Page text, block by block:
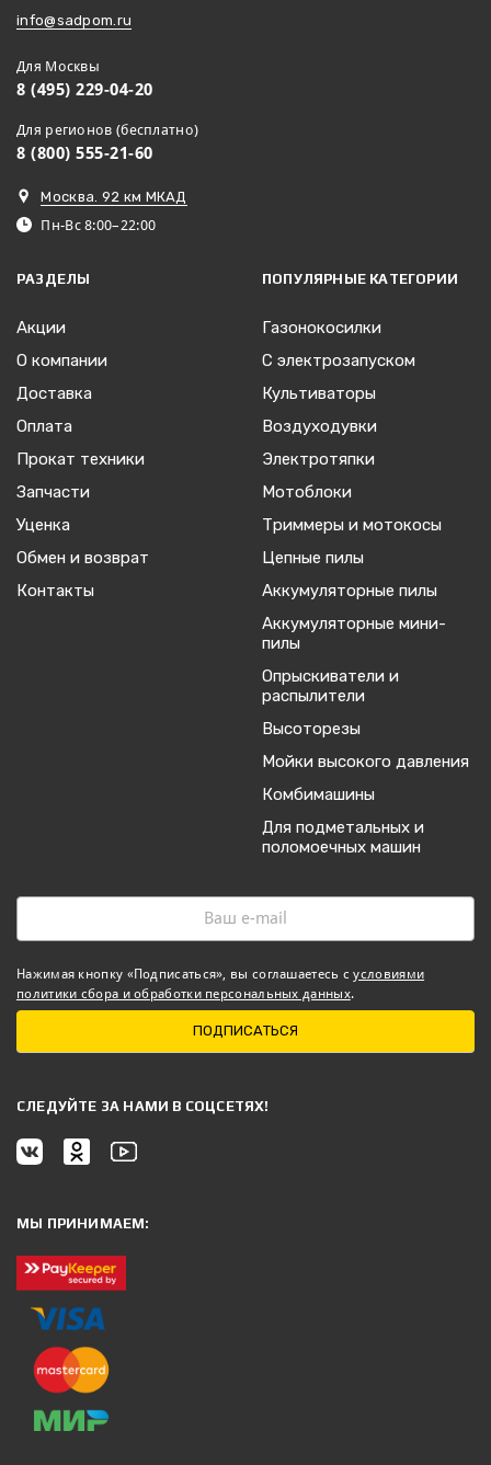
info@sadpom.ru
Для Москвы
8 (495) 229-04-20
Для регионов (бесплатно)
8 (800) 555-21-60
Москва. 92 км МКАД
Пн-Вс 8:00–22:00
РАЗДЕЛЫ
Акции
О компании
Доставка
Оплата
Прокат техники
Запчасти
Уценка
Обмен и возврат
Контакты
ПОПУЛЯРНЫЕ КАТЕГОРИИ
Газонокосилки
С электрозапуском
Культиваторы
Воздуходувки
Электротяпки
Мотоблоки
Триммеры и мотокосы
Цепные пилы
Аккумуляторные пилы
Аккумуляторные мини-
пилы
Опрыскиватели и
распылители
Высоторезы
Мойки высокого давления
Комбимашины
Для подметальных и
поломоечных машин
Нажимая кнопку «Подписаться», вы соглашаетесь сусловиями
политики сбора и обработки персональных данных.
ПОДПИСАТЬСЯ
CЛЕДУЙТЕ ЗА НАМИ В СОЦСЕТЯХ!
МЫ ПРИНИМАЕМ: